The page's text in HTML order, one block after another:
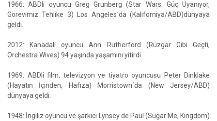
1966: ABDli oyuncu Greg Grunberg (Star Wars: Güç Uyanıyor,
Görevimiz Tehlike 3) Los Angeles´da (Kaliforniya/ABD)dünyaya
geldi.
2012: Kanadalı oyuncu Ann Rutherford (Rüzgar Gibi Geçti,
Orchestra Wives) 94 yaşında yaşamını yitirdi.
1969: ABDli film, televizyon ve tiyatro oyuncusu Peter Dinklake
(Hayatın İçinden, Hafıza) Morristown´da (New Jersey/ABD)
dünyaya geldi.
1948: İngiliz oyuncu ve şarkıcı Lynsey de Paul (Sugar Me, Kingdom)